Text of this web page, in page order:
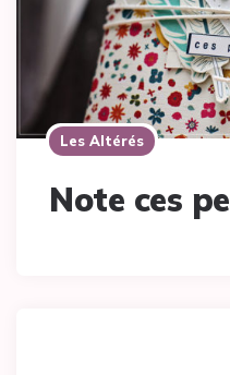
Les Altérés
Note ces